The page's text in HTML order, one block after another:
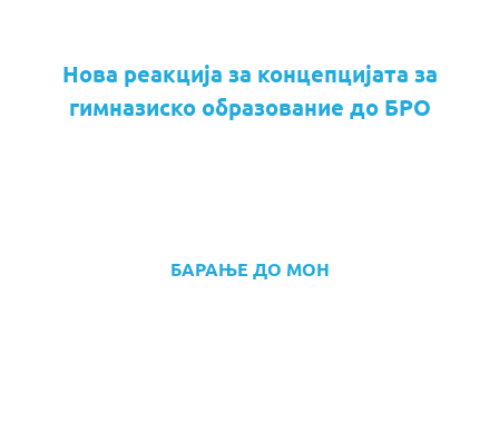
Нова реакција за концепцијата за
гимназиско образование до БРО
БАРАЊЕ ДО МОН